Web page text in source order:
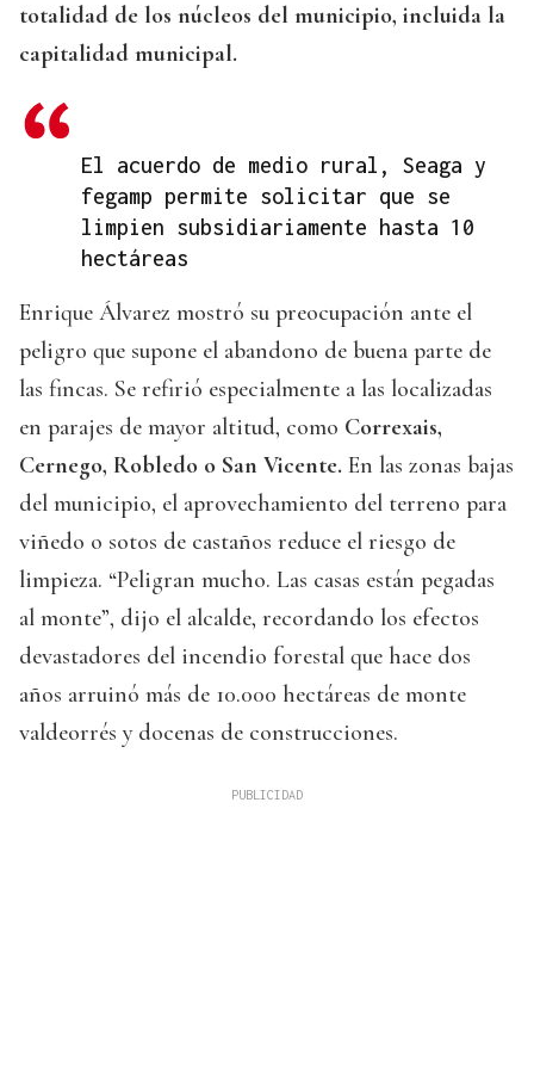
totalidad de los núcleos del municipio, incluida la
capitalidad municipal.
El acuerdo de medio rural, Seaga y
fegamp permite solicitar que se
limpien subsidiariamente hasta 10
hectáreas
Enrique Álvarez mostró su preocupación ante el
peligro que supone el abandono de buena parte de
las fincas. Se refirió especialmente a las localizadas
en parajes de mayor altitud, como Correxais,
Cernego, Robledo o San Vicente. En las zonas bajas
del municipio, el aprovechamiento del terreno para
viñedo o sotos de castaños reduce el riesgo de
limpieza. “Peligran mucho. Las casas están pegadas
al monte”, dijo el alcalde, recordando los efectos
devastadores del incendio forestal que hace dos
años arruinó más de 10.000 hectáreas de monte
valdeorrés y docenas de construcciones.